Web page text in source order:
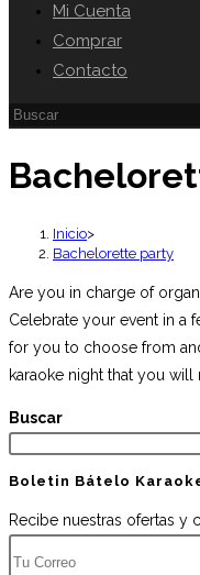
de
la
web
Mi Cuenta
Comprar
Contacto
Buscar
esta
Inicio>
Bachelorette party
Are you in charge of
Celebrate your event in a
for you to choose from
karaoke night that you
Buscar
Boletin Bátelo
Recibe nuestras ofertas